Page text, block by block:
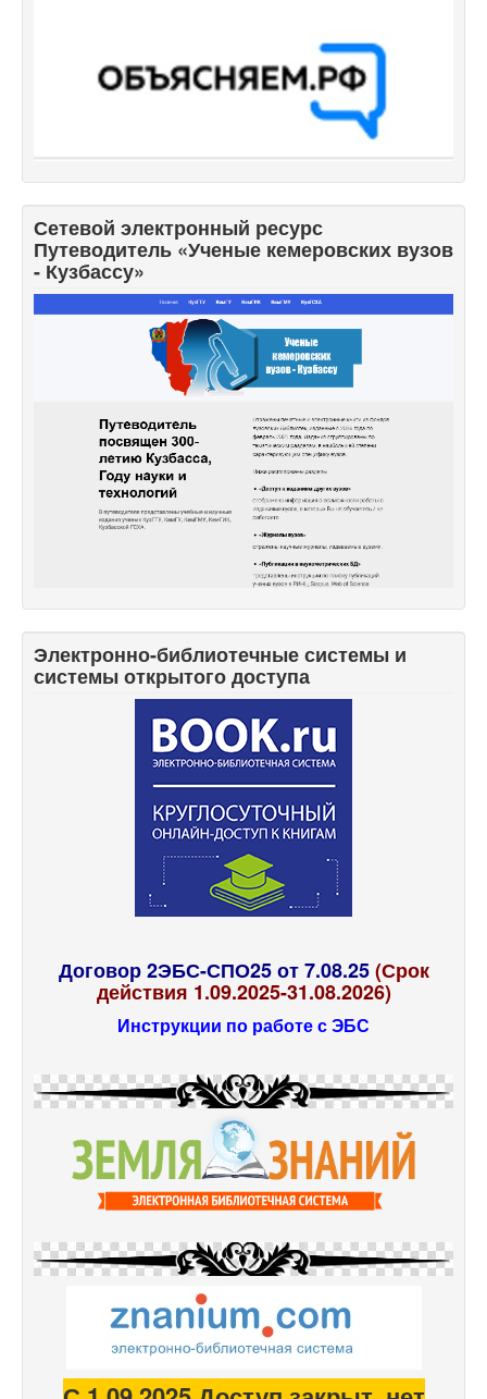
Сетевой электронный ресурс
Путеводитель «Ученые кемеровских вузов
- Кузбассу»
Электронно-библиотечные системы и
системы открытого доступа
Договор 2ЭБС-СПО25 от 7.08.25 (Срок
действия 1.09.2025-31.08.2026)
Инструкции по работе с ЭБС